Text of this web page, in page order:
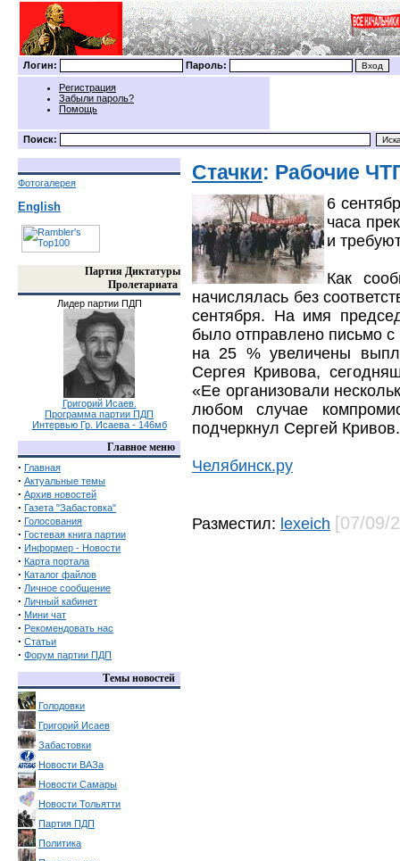
Логин: Пароль:
Регистрация
Забыли пароль?
Помощь
Поиск:
Фотогалерея
English
Партия Диктатуры
Пролетариата
Лидер партии ПДП
Григорий Исаев.
Программа партии ПДП
Интервью Гр. Исаева - 146мб
Главное меню
· Главная
· Актуальные темы
· Архив новостей
· Газета "Забастовка"
· Голосования
· Гостевая книга партии
· Информер - Новости
· Карта портала
· Каталог файлов
· Личное сообщение
· Личный кабинет
· Мини чат
· Рекомендовать нас
· Статьи
· Форум партии ПДП
Темы новостей
Голодовки
Григорий Исаев
Забастовки
Новости ВАЗа
Новости Самары
Новости Тольятти
Партия ПДП
Политика
Стачки: Рабочие
6
часа
и
Как
начислялась без
сентября. На имя
было отправлено письмо
на 25 % увеличены
Сергея Кривова,
«Ее организовали
любом случае
подчеркнул Сергей
Челябинск.ру
Разместил: lexeich [07/09/